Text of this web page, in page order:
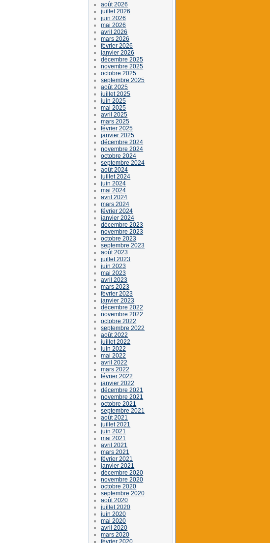
août 2026
juillet 2026
juin 2026
mai 2026
avril 2026
mars 2026
février 2026
janvier 2026
décembre 2025
novembre 2025
octobre 2025
septembre 2025
août 2025
juillet 2025
juin 2025
mai 2025
avril 2025
mars 2025
février 2025
janvier 2025
décembre 2024
novembre 2024
octobre 2024
septembre 2024
août 2024
juillet 2024
juin 2024
mai 2024
avril 2024
mars 2024
février 2024
janvier 2024
décembre 2023
novembre 2023
octobre 2023
septembre 2023
août 2023
juillet 2023
juin 2023
mai 2023
avril 2023
mars 2023
février 2023
janvier 2023
décembre 2022
novembre 2022
octobre 2022
septembre 2022
août 2022
juillet 2022
juin 2022
mai 2022
avril 2022
mars 2022
février 2022
janvier 2022
décembre 2021
novembre 2021
octobre 2021
septembre 2021
août 2021
juillet 2021
juin 2021
mai 2021
avril 2021
mars 2021
février 2021
janvier 2021
décembre 2020
novembre 2020
octobre 2020
septembre 2020
août 2020
juillet 2020
juin 2020
mai 2020
avril 2020
mars 2020
février 2020